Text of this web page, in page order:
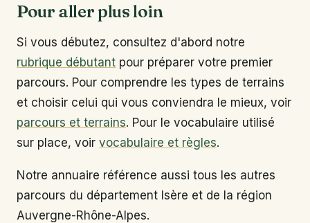
Pour aller plus loin
Si vous débutez, consultez d'abord notre
rubrique débutant pour préparer votre premier
parcours. Pour comprendre les types de terrains
et choisir celui qui vous conviendra le mieux, voir
parcours et terrains. Pour le vocabulaire utilisé
sur place, voir vocabulaire et règles.
Notre annuaire référence aussi tous les autres
parcours du département Isère et de la région
Auvergne-Rhône-Alpes.